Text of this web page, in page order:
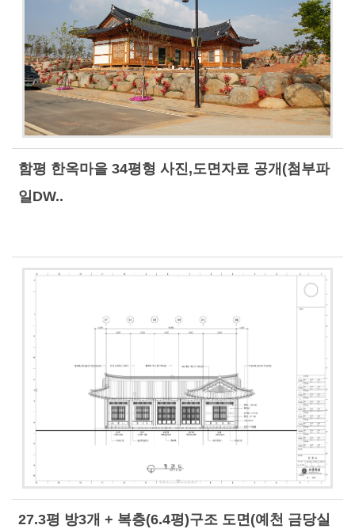
함평 한옥마을 34평형 사진,도면자료 공개(첨부파
일DW..
27.3평 방3개 + 복층(6.4평)구조 도면(예천 금당실